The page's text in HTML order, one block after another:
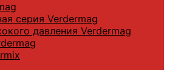
серия Verdermag
давления Verdermag